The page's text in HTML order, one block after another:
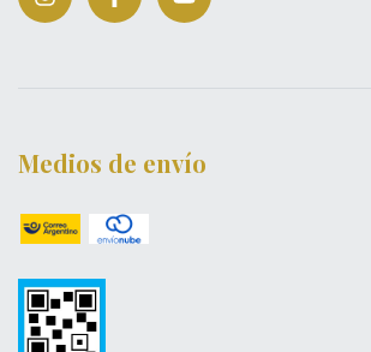
Medios de envío